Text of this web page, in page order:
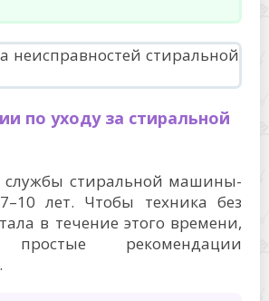
по уходу за стиральной
службы стиральной машины-
лет. Чтобы техника без
в течение этого времени,
рекомендации